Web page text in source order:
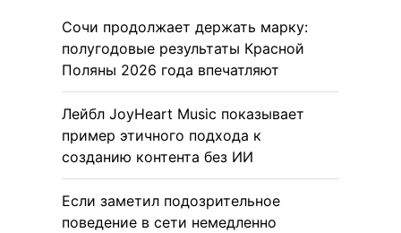
Сочи продолжает держать марку:
полугодовые результаты Красной
Поляны 2026 года впечатляют
Лейбл JoyHeart Music показывает
пример этичного подхода к
созданию контента без ИИ
Если заметил подозрительное
поведение в сети немедленно